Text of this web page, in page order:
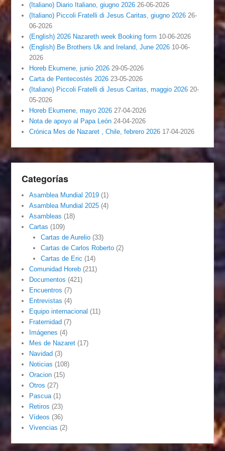
(Italiano) Diario Italiano, giugno 2026 26-06-2026
(Italiano) Piccoli Fratelli di Jesus Caritas, giugno 2026 26-
06-2026
(English) 2026 Nazareth week Booking form 10-06-2026
(English) Be Brothers Uk and Ireland, June 2026 10-06-
2026
Horeb Ekumene, junio 2026 29-05-2026
Carta de Pentecostés 2026 23-05-2026
(Italiano) Piccoli Fratelli di Jesus Caritas, maggio 2026 20-
05-2026
Horeb Ekumene, mayo 2026 27-04-2026
Nota de apoyo al Papa León 24-04-2026
Crónica Mes de Nazaret , Chile, febrero 2026 17-04-2026
Categorías
Asamblea Mundial 2019 (1)
Asamblea Mundial 2025 (4)
Asambleas (18)
Cartas (109)
Cartas de Aurelio(33)
Cartas de Carlos Roberto(2)
Cartas de Eric (14)
Comunidad Horeb (211)
Documentos (421)
Encuentros (7)
Entrevistas (4)
Equipo internacional (11)
Fraternidad (7)
Imágenes (4)
Mes de Nazaret (17)
Navidad (3)
Noticias (108)
Oracion (15)
Otros (27)
Pascua (1)
Retiros (23)
Vídeos (36)
Vivencias (2)